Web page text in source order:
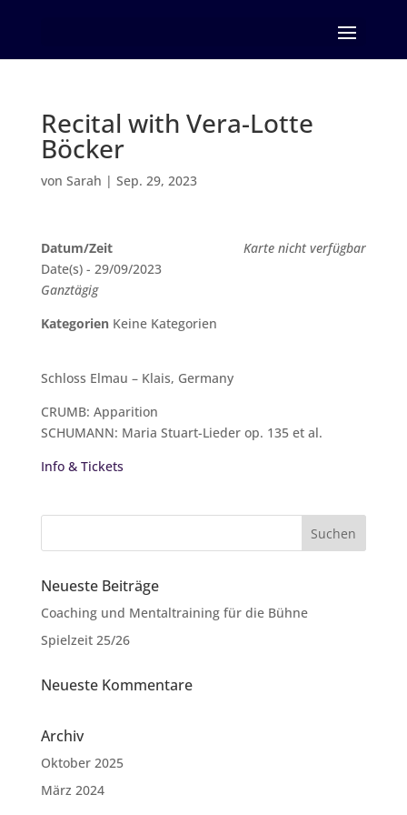
Recital with Vera-Lotte
Böcker
von Sarah | Sep. 29, 2023
Karte nicht verfügbar
Datum/Zeit
Date(s) - 29/09/2023
Ganztägig
KategorienKeine Kategorien
Schloss Elmau – Klais, Germany
CRUMB: Apparition
SCHUMANN: Maria Stuart-Lieder op. 135 et al.
Info & Tickets
Neueste Beiträge
Coaching und Mentaltraining für die Bühne
Spielzeit 25/26
Neueste Kommentare
Archiv
Oktober 2025
März 2024